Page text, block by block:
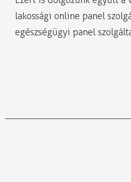
lakossági online panel
egészségügyi panel